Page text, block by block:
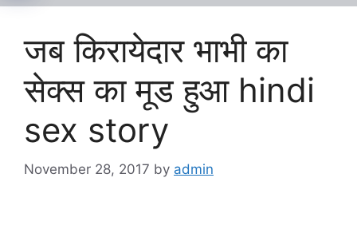
जब किरायेदार भाभी का
सेक्स का मूड हुआ hindi
sex story
November 28, 2017 by admin